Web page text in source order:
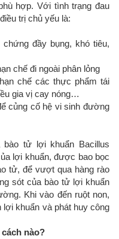
hợp. Với tình trạng đau
trị chủ yếu là:
đầy bụng, khó tiêu,
chế đi ngoài phân lỏng
chế các thực phẩm tái
gia vị cay nóng…
củng cố hệ vi sinh đường
tử lợi khuẩn Bacillus
lợi khuẩn, được bao bọc
tử, để vượt qua hàng rào
sót của bào tử lợi khuẩn
Khi vào đến ruột non,
khuẩn và phát huy công
nào?